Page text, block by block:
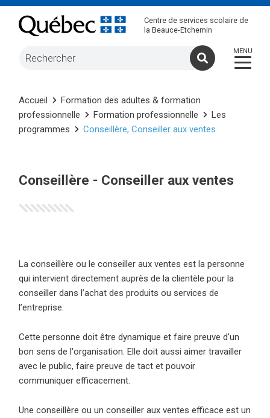
Centre de services scolaire de
la Beauce-Etchemin
Accueil
Formation des adultes & formation
professionnelle
Formation professionnelle
Les
programmes
Conseillère, Conseiller aux ventes
Conseillère - Conseiller aux ventes
La conseillère ou le conseiller aux ventes est la personne
qui intervient directement auprès de la clientèle pour la
conseiller dans l’achat des produits ou services de
l’entreprise.
Cette personne doit être dynamique et faire preuve d'un
bon sens de l'organisation. Elle doit aussi aimer travailler
avec le public, faire preuve de tact et pouvoir
communiquer efficacement.
Une conseillère ou un conseiller aux ventes efficace est un